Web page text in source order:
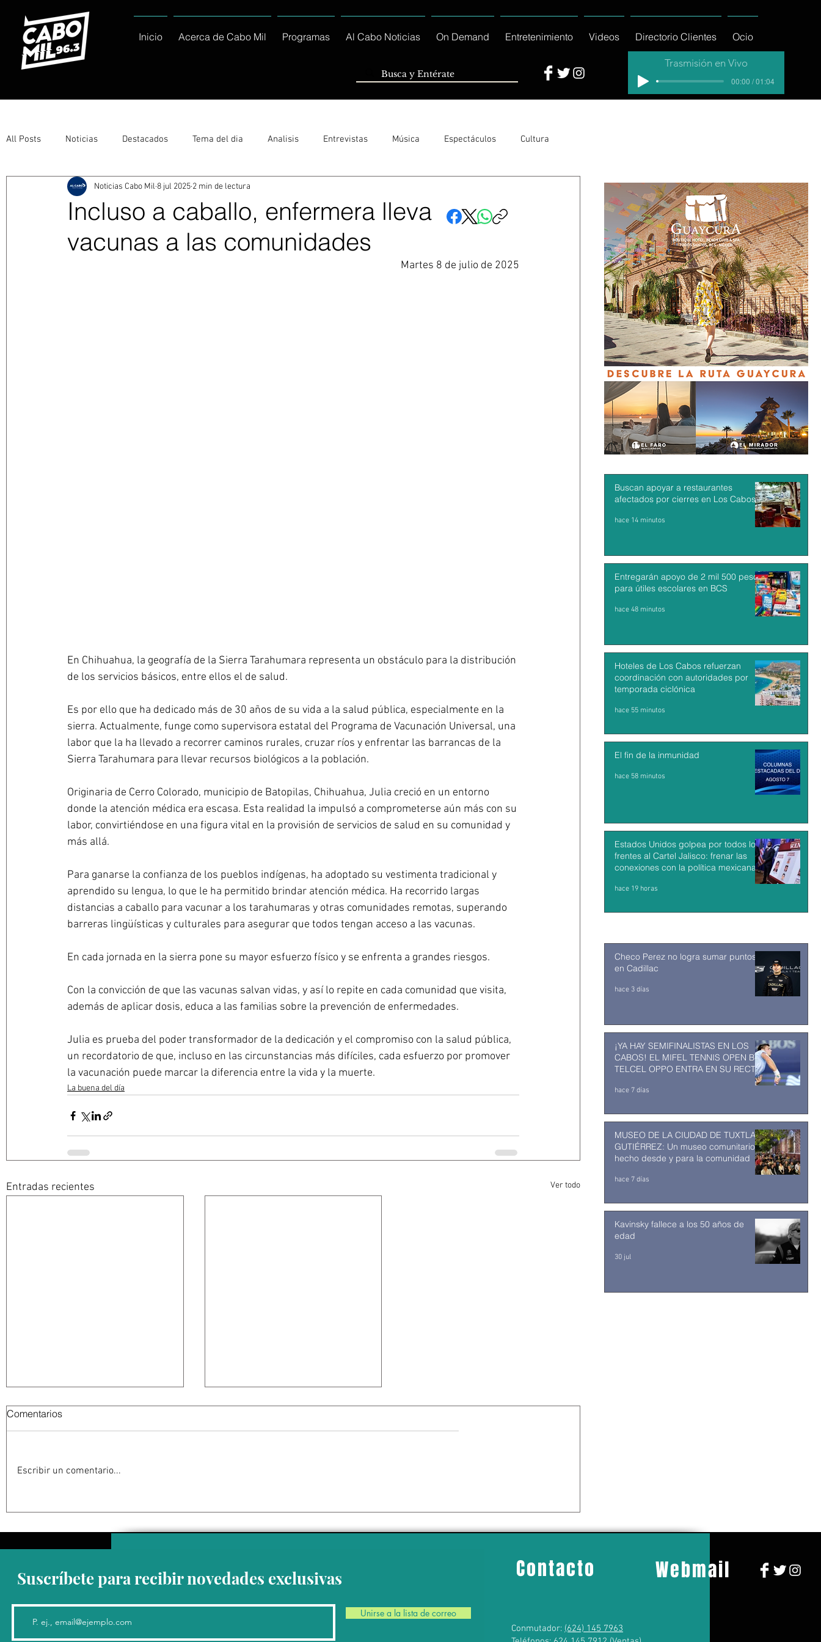
Inicio Acerca de Cabo Mil Programas Al Cabo Noticias On Demand Entretenimiento Videos Directorio Clientes Ocio
Trasmisión en Vivo
00:00 / 01:04
All Posts Noticias Destacados Tema del dia Analisis Entrevistas Música Espectáculos Cultura
Entérate Deportes La buena del día
Ayuntamiento de Los Cabos Informa Nacionales e Internacionales Columnas
Incluso a caballo, enfermera lleva
vacunas a las comunidades
Noticias Cabo Mil 8 jul 2025 2 min de lectura
Martes 8 de julio de 2025
En Chihuahua, la geografía de la Sierra Tarahumara representa un obstáculo para la distribución
de los servicios básicos, entre ellos el de salud.
Es por ello que ha dedicado más de 30 años de su vida a la salud pública, especialmente en la
sierra. Actualmente, funge como supervisora estatal del Programa de Vacunación Universal, una
labor que la ha llevado a recorrer caminos rurales, cruzar ríos y enfrentar las barrancas de la
Sierra Tarahumara para llevar recursos biológicos a la población.
Originaria de Cerro Colorado, municipio de Batopilas, Chihuahua, Julia creció en un entorno
donde la atención médica era escasa. Esta realidad la impulsó a comprometerse aún más con su
labor, convirtiéndose en una figura vital en la provisión de servicios de salud en su comunidad y
más allá.
Para ganarse la confianza de los pueblos indígenas, ha adoptado su vestimenta tradicional y
aprendido su lengua, lo que le ha permitido brindar atención médica. Ha recorrido largas
distancias a caballo para vacunar a los tarahumaras y otras comunidades remotas, superando
barreras lingüísticas y culturales para asegurar que todos tengan acceso a las vacunas.
En cada jornada en la sierra pone su mayor esfuerzo físico y se enfrenta a grandes riesgos.
Con la convicción de que las vacunas salvan vidas, y así lo repite en cada comunidad que visita,
además de aplicar dosis, educa a las familias sobre la prevención de enfermedades.
Julia es prueba del poder transformador de la dedicación y el compromiso con la salud pública,
un recordatorio de que, incluso en las circunstancias más difíciles, cada esfuerzo por promover
la vacunación puede marcar la diferencia entre la vida y la muerte.
La buena del día
Entradas recientes Ver todo
norte de Menorca y un 20%
son crías
población desaparecida
Comentarios
Escribir un comentario...
Buscan apoyar a restaurantes
afectados por cierres en Los Cabos
hace 14 minutos
Entregarán apoyo de 2 mil 500 pesos
para útiles escolares en BCS
hace 48 minutos
Hoteles de Los Cabos refuerzan
coordinación con autoridades por
temporada ciclónica
hace 55 minutos
El fin de la inmunidad
hace 58 minutos
Estados Unidos golpea por todos los
frentes al Cartel Jalisco: frenar las
conexiones con la política mexicana y
hace 19 horas
Checo Perez no logra sumar puntos
en Cadillac
hace 3 días
¡YA HAY SEMIFINALISTAS EN LOS
CABOS! EL MIFEL TENNIS OPEN BY
TELCEL OPPO ENTRA EN SU RECTA
hace 7 días
MUSEO DE LA CIUDAD DE TUXTLA
GUTIÉRREZ: Un museo comunitario
hecho desde y para la comunidad
hace 7 días
Kavinsky fallece a los 50 años de
edad
30 jul
Suscríbete para recibir novedades exclusivas
Unirse a la lista de correo
Contacto Webmail
Conmutador: (624) 145 7963